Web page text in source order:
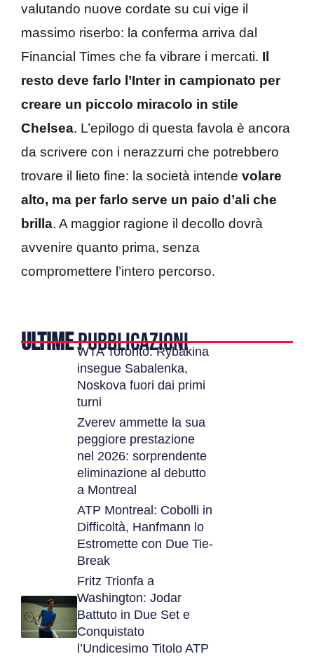
valutando nuove cordate su cui vige il
massimo riserbo: la conferma arriva dal
Financial Times che fa vibrare i mercati. Il
resto deve farlo l’Inter in campionato per
creare un piccolo miracolo in stile
Chelsea. L’epilogo di questa favola è ancora
da scrivere con i nerazzurri che potrebbero
trovare il lieto fine: la società intende volare
alto, ma per farlo serve un paio d’ali che
brilla. A maggior ragione il decollo dovrà
avvenire quanto prima, senza
compromettere l’intero percorso.
ULTIMEPUBBLICAZIONI
WTA Toronto: Rybakina
insegue Sabalenka,
Noskova fuori dai primi
turni
Zverev ammette la sua
peggiore prestazione
nel 2026: sorprendente
eliminazione al debutto
a Montreal
ATP Montreal: Cobolli in
Difficoltà, Hanfmann lo
Estromette con Due Tie-
Break
Fritz Trionfa a
Washington: Jodar
Battuto in Due Set e
Conquistato
l’Undicesimo Titolo ATP